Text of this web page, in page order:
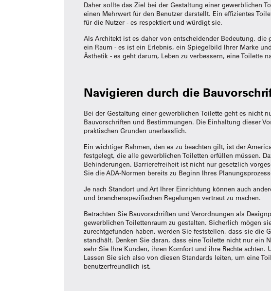
Daher sollte das Ziel bei der Gestaltung einer gewerblichen
einen Mehrwert für den Benutzer darstellt. Ein effizientes
für die Nutzer - es respektiert und würdigt sie.
Als Architekt ist es daher von entscheidender Bedeutung,
ein Raum - es ist ein Erlebnis, ein Spiegelbild Ihrer Marke
Ästhetik - es geht darum, Leben zu verbessern, eine Toilette
Navigieren durch die
Bei der Gestaltung einer gewerblichen Toilette geht es nicht
Bauvorschriften und Bestimmungen. Die Einhaltung dieser
praktischen Gründen unerlässlich.
Ein wichtiger Rahmen, den es zu beachten gilt, ist der
festgelegt, die alle gewerblichen Toiletten erfüllen müssen.
Behinderungen. Barrierefreiheit ist nicht nur gesetzlich
Sie die ADA-Normen bereits zu Beginn Ihres
Je nach Standort und Art Ihrer Einrichtung können auch
und branchenspezifischen Regelungen vertraut zu machen.
Betrachten Sie Bauvorschriften und Verordnungen als
gewerblichen Toilettenraum zu gestalten. Sicherlich mögen
zurechtgefunden haben, werden Sie feststellen, dass sie die
standhält. Denken Sie daran, dass eine Toilette nicht nur ein
sehr Sie Ihre Kunden, ihren Komfort und ihre Rechte
Lassen Sie sich also von diesen Standards leiten, um eine
benutzerfreundlich ist.